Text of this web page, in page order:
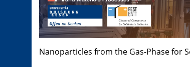
Nanoparticles from the Gas-Phase for